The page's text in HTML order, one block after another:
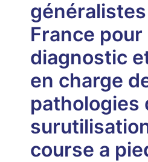
France pour
diagnostic
en charge
pathologies
course a